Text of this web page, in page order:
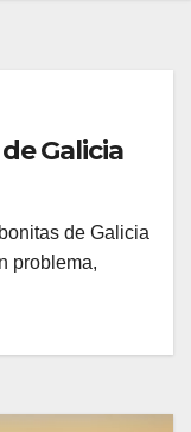
Galicia
de Galicia
problema,